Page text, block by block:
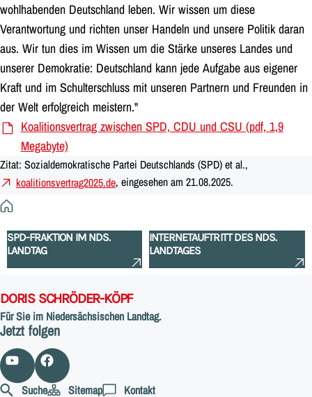
wohlhabenden Deutschland leben. Wir wissen um diese
Verantwortung und richten unser Handeln und unsere Politik daran
aus. Wir tun dies im Wissen um die Stärke unseres Landes und
unserer Demokratie: Deutschland kann jede Aufgabe aus eigener
Kraft und im Schulterschluss mit unseren Partnern und Freunden in
der Welt erfolgreich meistern."
Koalitionsvertrag zwischen SPD, CDU und CSU (pdf, 1,9
Megabyte)
Zitat: Sozialdemokratische Partei Deutschlands (SPD) et al.,
koalitionsvertrag2025.de, eingesehen am 21.08.2025.
SPD-FRAKTION IM NDS.
LANDTAG
INTERNETAUFTRITT DES NDS.
LANDTAGES
DORIS SCHRÖDER-KÖPF
Für Sie im Niedersächsischen Landtag.
Jetzt folgen
Suche Sitemap Kontakt